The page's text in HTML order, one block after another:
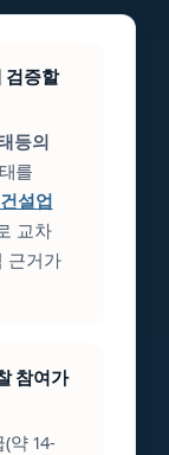
검증할
등의
를
설업
교차
근거가
참여가
약 14-